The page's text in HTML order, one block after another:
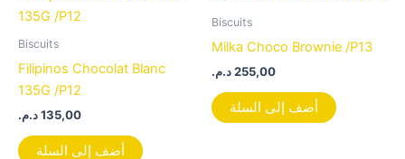
Biscuits
Filipinos Chocolat Blanc
135G /P12
135,00د.م.
أضف إلى السلة
Biscuits
Milka Choco Brownie /P13
255,00د.م.
أضف إلى السلة